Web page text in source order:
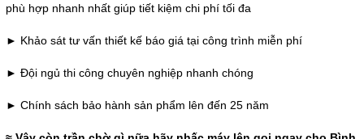
phù hợp nhanh nhất giúp tiết kiệm chi phí tối đa
► Khảo sát tư vấn thiết kế báo giá tại công trình miễn phí
► Đội ngủ thi công chuyên nghiệp nhanh chóng
► Chính sách bảo hành sản phẩm lên đến 25 năm